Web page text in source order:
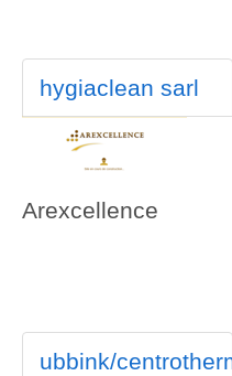
hygiaclean sarl
Arexcellence
ubbink/